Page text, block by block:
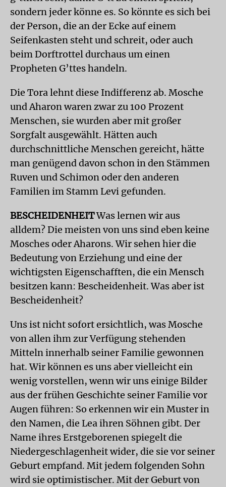
sondern jeder könne es. So könnte es sich bei
der Person, die an der Ecke auf einem
Seifenkasten steht und schreit, oder auch
beim Dorftrottel durchaus um einen
Propheten G’ttes handeln.
Die Tora lehnt diese Indifferenz ab. Mosche
und Aharon waren zwar zu 100 Prozent
Menschen, sie wurden aber mit großer
Sorgfalt ausgewählt. Hätten auch
durchschnittliche Menschen gereicht, hätte
man genügend davon schon in den Stämmen
Ruven und Schimon oder den anderen
Familien im Stamm Levi gefunden.
BESCHEIDENHEITWas lernen wir aus
alldem? Die meisten von uns sind eben keine
Mosches oder Aharons. Wir sehen hier die
Bedeutung von Erziehung und eine der
wichtigsten Eigenschafften, die ein Mensch
besitzen kann: Bescheidenheit. Was aber ist
Bescheidenheit?
Uns ist nicht sofort ersichtlich, was Mosche
von allen ihm zur Verfügung stehenden
Mitteln innerhalb seiner Familie gewonnen
hat. Wir können es uns aber vielleicht ein
wenig vorstellen, wenn wir uns einige Bilder
aus der frühen Geschichte seiner Familie vor
Augen führen: So erkennen wir ein Muster in
den Namen, die Lea ihren Söhnen gibt. Der
Name ihres Erstgeborenen spiegelt die
Niedergeschlagenheit wider, die sie vor seiner
Geburt empfand. Mit jedem folgenden Sohn
wird sie optimistischer. Mit der Geburt von